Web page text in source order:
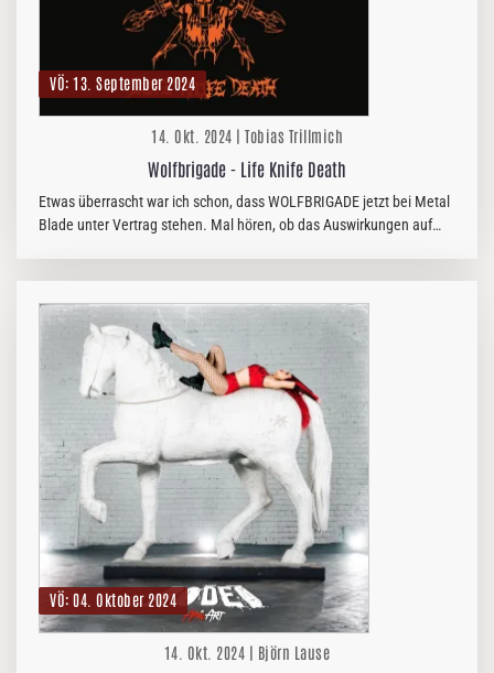
VÖ: 13. September 2024
14. Okt. 2024 | Tobias Trillmich
Wolfbrigade - Life Knife Death
Etwas überrascht war ich schon, dass WOLFBRIGADE jetzt bei Metal
Blade unter Vertrag stehen. Mal hören, ob das Auswirkungen auf
VÖ: 04. Oktober 2024
14. Okt. 2024 | Björn Lause